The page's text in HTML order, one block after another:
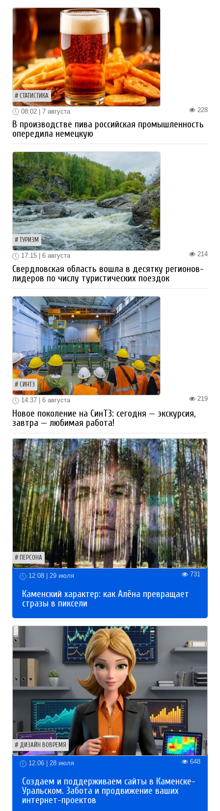
СТАТИСТИКА
228
08:02 | 7 августа
В производстве пива российская промышленность
опередила немецкую
ТУРИЗМ
214
17:15 | 6 августа
Свердловская область вошла в десятку регионов-
лидеров по числу туристических поездок
СИНТЗ
219
14:37 | 6 августа
Новое поколение на СинТЗ: сегодня — экскурсия,
завтра — любимая работа!
ПЕРСОНА
12:08 | 29 июля 731
Каменский характер: как Алёна превращает
стразы в пиксели
ДИЗАЙН ВОВРЕМЯ
12:06 | 28 июля 648
Создаем и поддерживаем сайты в Каменске-
Уральском. Забота и продвижение ваших
интернет-проектов